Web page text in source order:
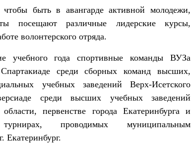
чтобы быть в авангарде активной молодежи,
посещают различные лидерские курсы,
волонтерского отряда.
учебного года спортивные команды ВУЗа
среди сборных команд высших,
учебных заведений Верх-Исетского
среди высших учебных заведений
области, первенстве города Екатеринбурга и
проводимых муниципальным
Екатеринбург.